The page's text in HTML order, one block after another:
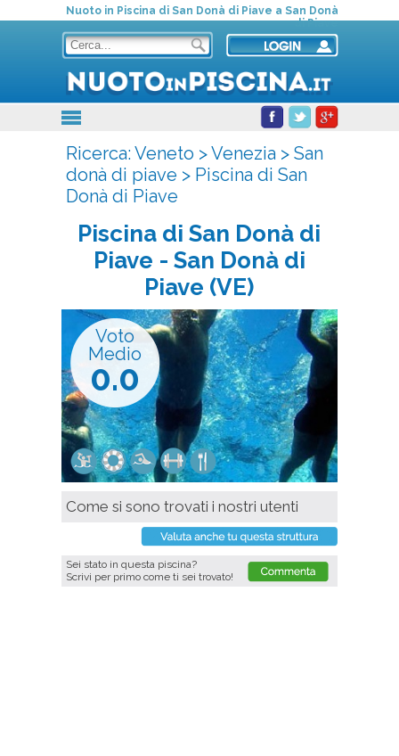
Nuoto in Piscina di San Donà di Piave a San Donà
di Piave
Ricerca:Veneto >Venezia> San
donà di piave > Piscina di San
Donà di Piave
Piscina di San Donà di
Piave - San Donà di
Piave (VE)
Voto
Medio
0.0
Come si sono trovati i nostri utenti
Sei stato in questa piscina?
Scrivi per primo come ti sei trovato!